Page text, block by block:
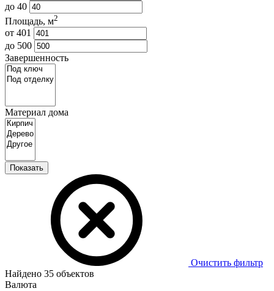
до 40
Площадь, м2
от 401
до 500
Завершенность
Материал дома
Показать
Очистить фильтр
Найдено 35 объектов
Валюта